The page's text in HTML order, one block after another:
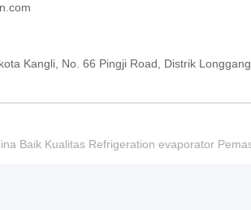
Kangli, No. 66 Pingji Road, Distrik
Baik Kualitas Refrigeration evaporator